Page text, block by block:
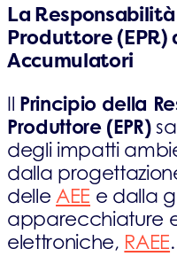
La
Produttore (EPR)
Accumulatori
Il Principio della
Produttore (EPR)
degli impatti
dalla
delleAEE e dalla
apparecchiature
elettroniche, RAEE.